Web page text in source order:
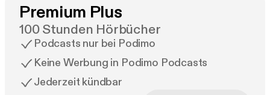
Premium Plus
100 Stunden Hörbücher
Podcasts nur bei Podimo
Keine Werbung in Podimo Podcasts
Jederzeit kündbar